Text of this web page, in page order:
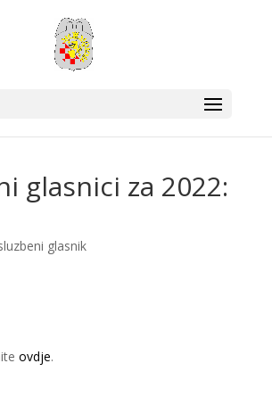
glasnici za 2022:
glasnik
ovdje.